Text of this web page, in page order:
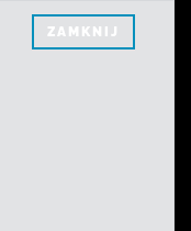
ZAMKNIJ